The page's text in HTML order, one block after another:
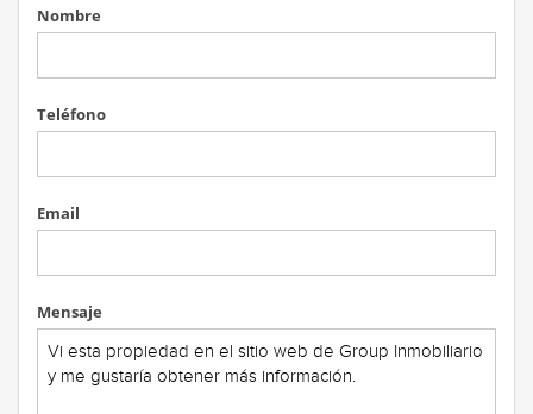
Nombre
Teléfono
Email
Mensaje